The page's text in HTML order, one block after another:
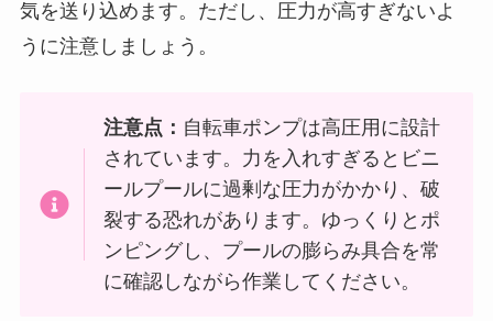
気を送り込めます。ただし、圧力が高すぎないよ
うに注意しましょう。
注意点： 自転車ポンプは高圧用に設計
されています。力を入れすぎるとビニ
ールプールに過剰な圧力がかかり、破
裂する恐れがあります。ゆっくりとポ
ンピングし、プールの膨らみ具合を常
に確認しながら作業してください。